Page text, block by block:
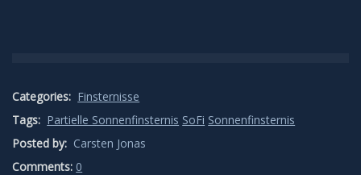
Kondensstreifenschatten
Leuchtende Nachtwolken
Categories: Finsternisse
Tags: Partielle Sonnenfinsternis SoFi Sonnenfinsternis
Posted by: Carsten Jonas
Comments: 0